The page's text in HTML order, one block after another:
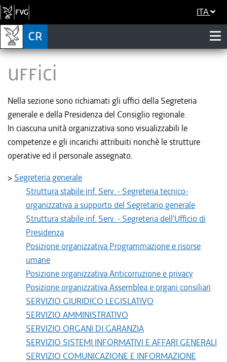
ITA
Uffici
Nella sezione sono richiamati gli uffici della Segreteria
generale e della Presidenza del Consiglio regionale.
In ciascuna unità organizzativa sono visualizzabili le
competenze e gli incarichi attribuiti nonchè le strutture
operative ed il personale assegnato.
> Segreteria generale
Struttura stabile inf. Serv. - Segreteria tecnico-
organizzativa a supporto del Segretario generale
Struttura stabile inf. Serv. - Segreteria dell'Ufficio di
Presidenza
Posizione organizzativa Programmazione e risorse
umane
Posizione organizzativa Anticorruzione e privacy
Posizione organizzativa Assemblea e organi consiliari
SERVIZIO GIURIDICO LEGISLATIVO
SERVIZIO AMMINISTRATIVO
SERVIZIO ORGANI DI GARANZIA
SERVIZIO SISTEMI INFORMATIVI E AFFARI GENERALI
SERVIZIO COMUNICAZIONE E INFORMAZIONE